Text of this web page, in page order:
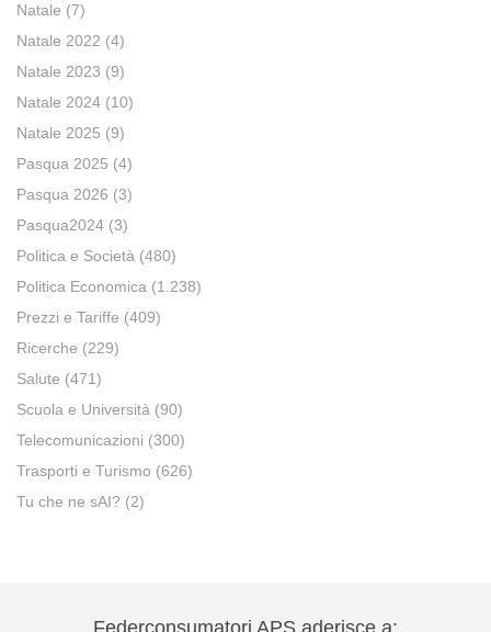
Natale (7)
Natale 2022 (4)
Natale 2023 (9)
Natale 2024 (10)
Natale 2025 (9)
Pasqua 2025 (4)
Pasqua 2026 (3)
Pasqua2024 (3)
Politica e Società (480)
Politica Economica (1.238)
Prezzi e Tariffe (409)
Ricerche (229)
Salute (471)
Scuola e Università (90)
Telecomunicazioni (300)
Trasporti e Turismo (626)
Tu che ne sAI? (2)